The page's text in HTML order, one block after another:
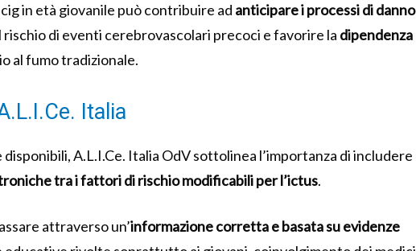
in età giovanile può contribuire ad anticipare i processi di danno
rischio di eventi cerebrovascolari precoci e favorire la dipendenza
al fumo tradizionale.
Italia
A.L.I.Ce. Italia OdV sottolinea l’importanza di includere
tra i fattori di rischio modificabili per l’ictus.
attraverso un’informazione corretta e basata su evidenze